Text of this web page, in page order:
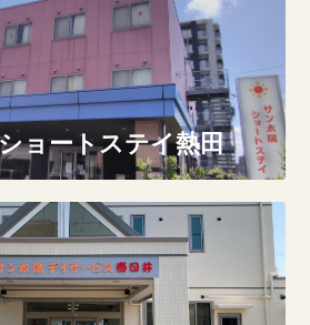
ョートステイ熱田